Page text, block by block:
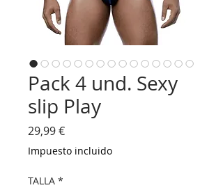
Pack 4 und. Sexy
slip Play
29,99 €Precio
Impuesto incluido
TALLA *